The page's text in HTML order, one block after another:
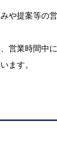
や提案等の
営業時間中
ます。